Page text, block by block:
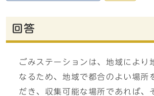
回答
ごみステーションは、地域により
なるため、地域で都合のよい場所
だき、収集可能な場所であれば、